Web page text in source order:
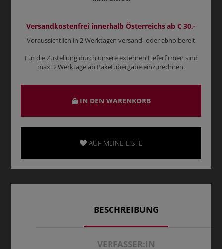
Versandkostenfrei innerhalb Österreichs ab € 30,-
Voraussichtlich in 2 Werktagen versand- oder abholbereit
Für die Zustellung durch unsere externen Lieferfirmen sind
max. 2 Werktage ab Paketübergabe einzurechnen.
IN DEN WARENKORB
AUF MEINE LISTE
BESCHREIBUNG
VERFASSER:IN